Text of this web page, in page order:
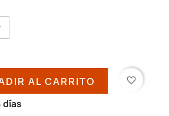
AL CARRITO favorite_border
días